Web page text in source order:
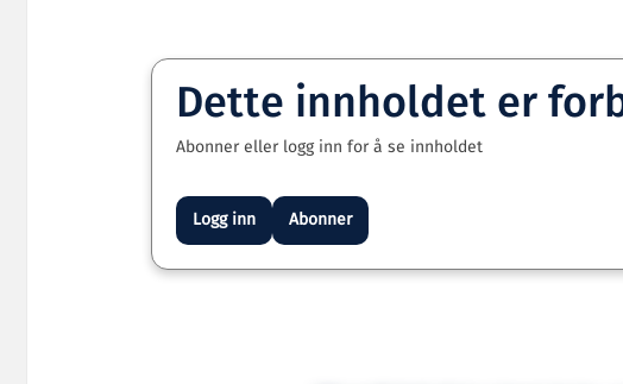
Dette innholdet er
Abonner eller logg inn for å se innholdet
Logg inn Abonner